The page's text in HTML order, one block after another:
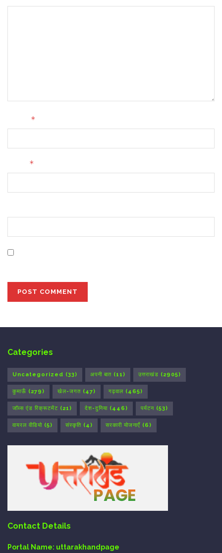
*
*
Categories
Uncategorized (33) अपनी बात (11) उत्तराखंड (2905)
कुमाऊँ (279) खेल-जगत (47) गढ़वाल (465)
जॉब्स एंड रिक्रूटमेंट (21) देश-दुनिया (446) पर्यटन (53)
वायरल वीडियो (5) संस्कृति (4) सरकारी योजनाएँ (6)
Contact Details
Portal Name: uttarakhandpage